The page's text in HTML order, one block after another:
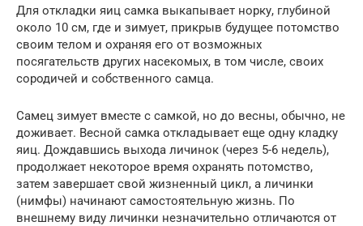
Для откладки яиц самка выкапывает норку, глубиной
около 10 см, где и зимует, прикрыв будущее потомство
своим телом и охраняя его от возможных
посягательств других насекомых, в том числе, своих
сородичей и собственного самца.
Самец зимует вместе с самкой, но до весны, обычно, не
доживает. Весной самка откладывает еще одну кладку
яиц. Дождавшись выхода личинок (через 5-6 недель),
продолжает некоторое время охранять потомство,
затем завершает свой жизненный цикл, а личинки
(нимфы) начинают самостоятельную жизнь. По
внешнему виду личинки незначительно отличаются от